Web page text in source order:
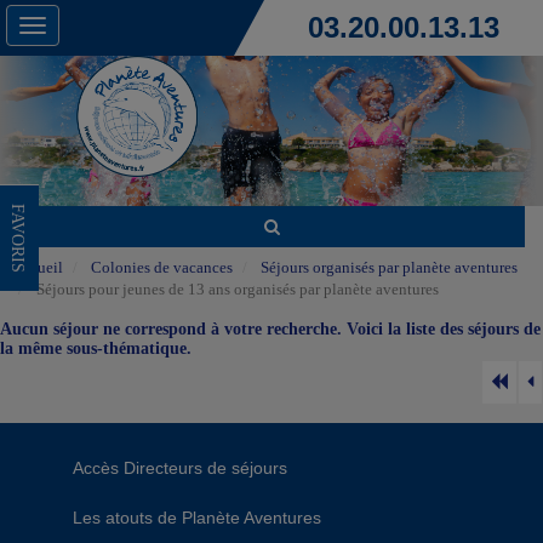
Toggle
navigation
03.20.00.13.13
FAVORIS
Accueil Colonies de vacances
Séjours organisés par planète aventures
Séjours pour jeunes de 13 ans organisés par planète aventures
Aucun séjour ne correspond à votre recherche. Voici la liste des séjours de
la même sous-thématique.
Accès Directeurs de séjours
Les atouts de Planète Aventures